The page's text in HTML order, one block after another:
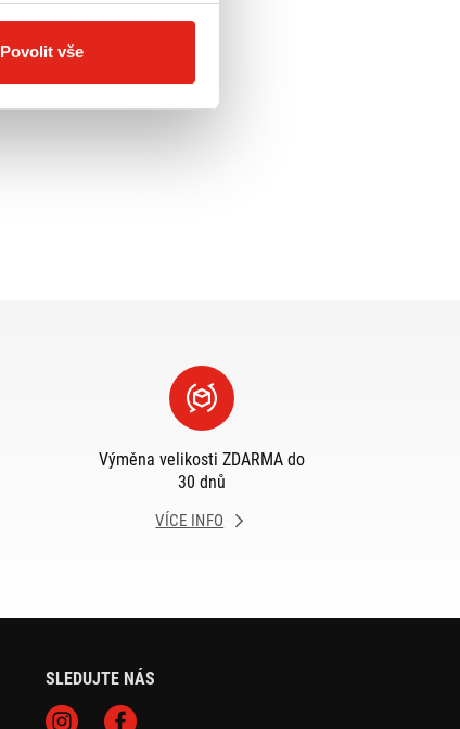
Povolit vše
Výměna velikosti ZDARMA do
30 dnů
VÍCE INFO
SLEDUJTE NÁS